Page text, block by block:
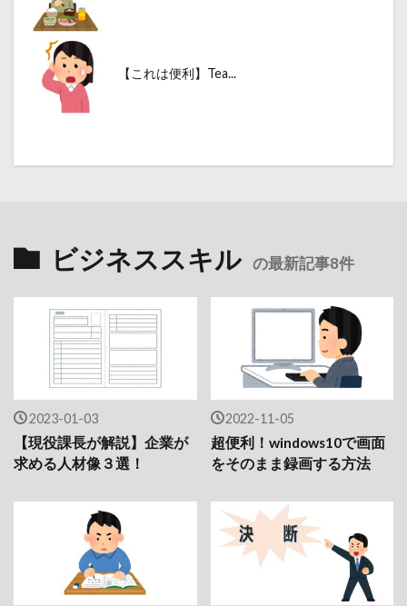
【これは便利】Tea...
ビジネススキル の最新記事8件
2023-01-03
【現役課長が解説】企業が
求める人材像３選！
2022-11-05
超便利！windows10で画面
をそのまま録画する方法